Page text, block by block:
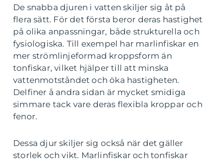
De snabba djuren i vatten skiljer sig åt på
flera sätt. För det första beror deras hastighet
på olika anpassningar, både strukturella och
fysiologiska. Till exempel har marlinfiskar en
mer strömlinjeformad kroppsform än
tonfiskar, vilket hjälper till att minska
vattenmotståndet och öka hastigheten.
Delfiner å andra sidan är mycket smidiga
simmare tack vare deras flexibla kroppar och
fenor.
Dessa djur skiljer sig också när det gäller
storlek och vikt. Marlinfiskar och tonfiskar